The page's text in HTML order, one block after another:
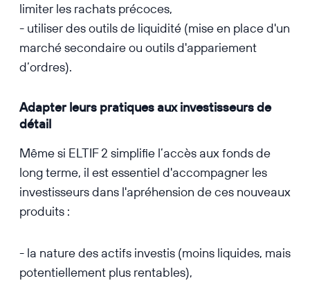
limiter les rachats précoces,
- utiliser des outils de liquidité (mise en place d'un
marché secondaire ou outils d'appariement
d’ordres).
Adapter leurs pratiques aux investisseurs de
détail
Même si ELTIF 2 simplifie l’accès aux fonds de
long terme, il est essentiel d'accompagner les
investisseurs dans l'apréhension de ces nouveaux
produits :
- la nature des actifs investis (moins liquides, mais
potentiellement plus rentables),